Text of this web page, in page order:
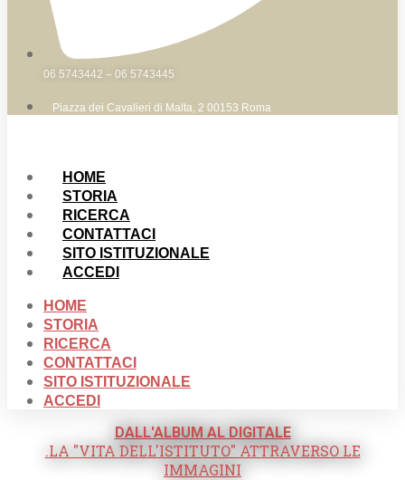
06 5743442 – 06 5743445
Piazza dei Cavalieri di Malta, 2 00153 Roma
HOME
STORIA
RICERCA
CONTATTACI
SITO ISTITUZIONALE
ACCEDI
HOME
STORIA
RICERCA
CONTATTACI
SITO ISTITUZIONALE
ACCEDI
DALL'ALBUM AL DIGITALE
.LA "VITA DELL'ISTITUTO" ATTRAVERSO LE
IMMAGINI